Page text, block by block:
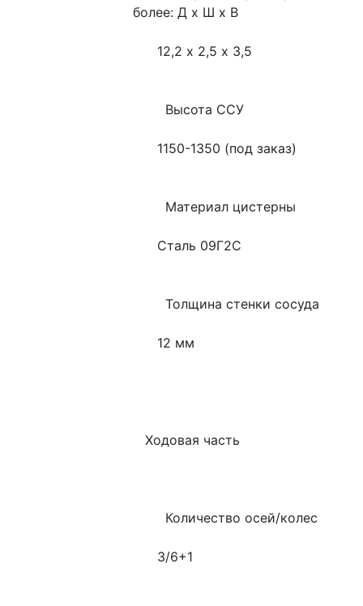
более: Д х Ш х В
      12,2 х 2,5 х 3,5
        Высота ССУ
      1150-1350 (под заказ)
        Материал цистерны
      Сталь 09Г2С
        Толщина стенки сосуда
      12 мм
   Ходовая часть
        Количество осей/колес
      3/6+1